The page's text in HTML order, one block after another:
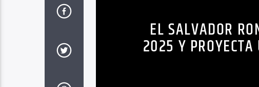
EL SALVADOR
2025 Y